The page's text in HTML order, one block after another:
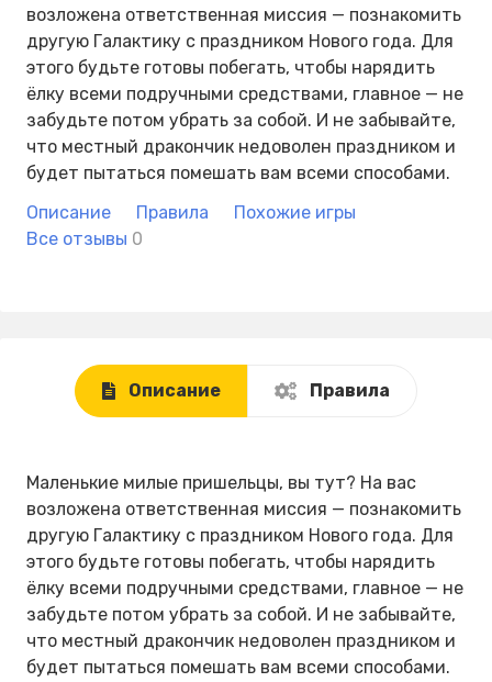
возложена ответственная миссия — познакомить
другую Галактику с праздником Нового года. Для
этого будьте готовы побегать, чтобы нарядить
ёлку всеми подручными средствами, главное — не
забудьте потом убрать за собой. И не забывайте,
что местный дракончик недоволен праздником и
будет пытаться помешать вам всеми способами.
Описание
Правила
Похожие игры
Все отзывы 0
Описание Правила
Маленькие милые пришельцы, вы тут? На вас
возложена ответственная миссия — познакомить
другую Галактику с праздником Нового года. Для
этого будьте готовы побегать, чтобы нарядить
ёлку всеми подручными средствами, главное — не
забудьте потом убрать за собой. И не забывайте,
что местный дракончик недоволен праздником и
будет пытаться помешать вам всеми способами.